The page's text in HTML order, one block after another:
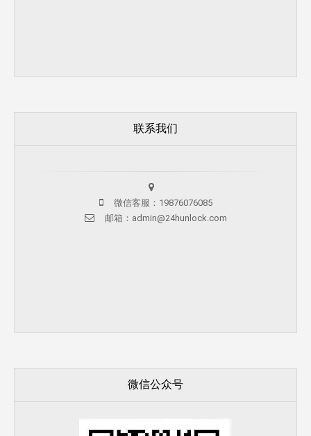
联系我们
微信客服：19876076085
邮箱：admin@24hunlock.com
微信公众号